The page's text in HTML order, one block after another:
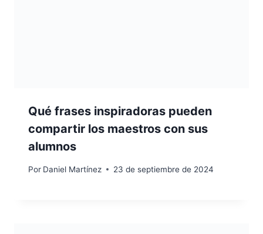
Qué frases inspiradoras pueden
compartir los maestros con sus
alumnos
Por Daniel Martínez 23 de septiembre de 2024